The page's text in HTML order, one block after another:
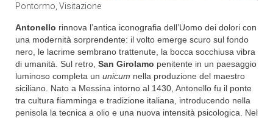
Pontormo, Visitazione
Antonello rinnova l’antica iconografia dell’Uomo dei dolori con
una modernità sorprendente: il volto emerge scuro sul fondo
nero, le lacrime sembrano trattenute, la bocca socchiusa vibra
di umanità. Sul retro, San Girolamo penitente in un paesaggio
luminoso completa un unicum nella produzione del maestro
siciliano. Nato a Messina intorno al 1430, Antonello fu il ponte
tra cultura fiamminga e tradizione italiana, introducendo nella
penisola la tecnica a olio e una nuova intensità psicologica. Nel